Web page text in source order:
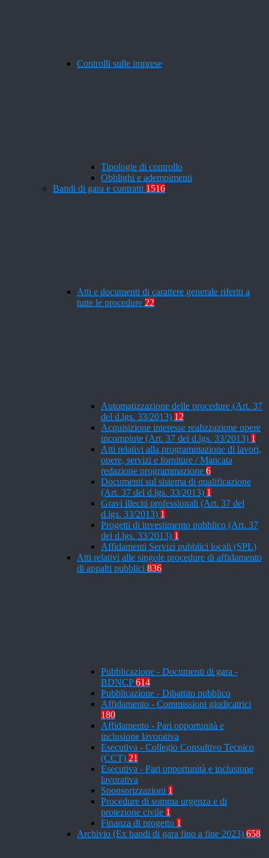
Controlli sulle imprese
Tipologie di controllo
Obblighi e adempimenti
Bandi di gara e contratti 1516
Atti e documenti di carattere generale riferiti a
tutte le procedure 22
Automatizzazione delle procedure (Art. 37
del d.lgs. 33/2013) 12
Acquisizione interesse realizzazione opere
incompiute (Art. 37 del d.lgs. 33/2013) 1
Atti relativi alla programmazione di lavori,
opere, servizi e forniture / Mancata
redazione programmazione 6
Documenti sul sistema di qualificazione
(Art. 37 del d.lgs. 33/2013) 1
Gravi illeciti professionali (Art. 37 del
d.lgs. 33/2013) 1
Progetti di investimento pubblico (Art. 37
del d.lgs. 33/2013) 1
Affidamenti Servizi pubblici locali (SPL)
Atti relativi alle singole procedure di affidamento
di appalti pubblici 836
Pubblicazione - Documenti di gara -
BDNCP614
Pubblicazione - Dibattito pubblico
Affidamento - Commissioni giudicatrici
180
Affidamento - Pari opportunità e
inclusione lavorativa
Esecutiva - Collegio Consultivo Tecnico
(CCT) 21
Esecutiva - Pari opportunità e inclusione
lavorativa
Sponsorizzazioni 1
Procedure di somma urgenza e di
protezione civile 1
Finanza di progetto 1
Archivio (Ex bandi di gara fino a fine 2023) 658